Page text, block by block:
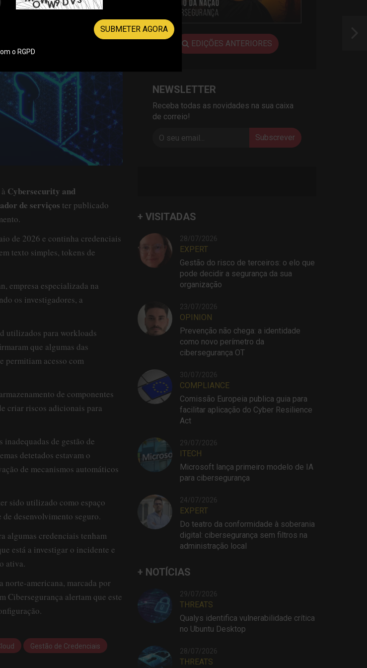
Cybersecurity and
de serviços ter publicado
de 2026 e continha credenciais
texto simples, tokens de
empresa especializada na
os investigadores, a
utilizados para workloads
que algumas das
permitiam acesso com
de componentes
criar riscos adicionais para
de gestão de
detetados estavam o
de mecanismos automáticos
sido utilizado como espaço
desenvolvimento seguro.
algumas credenciais tenham
está a investigar o incidente e
ativa.
norte-americana, marcada por
Cibersegurança alertam que este
Gestão de Credenciais
EDIÇÕES ANTERIORES
NEWSLETTER
Receba todas as novidades na sua caixa
de correio!
Subscrever
+ VISITADAS
28/07/2026
EXPERT
Gestão do risco de terceiros: o elo que
pode decidir a segurança da sua
organização
23/07/2026
OPINION
Prevenção não chega: a identidade
como novo perímetro da
cibersegurança OT
30/07/2026
COMPLIANCE
Comissão Europeia publica guia para
facilitar aplicação do Cyber Resilience
Act
29/07/2026
ITECH
Microsoft lança primeiro modelo de IA
para cibersegurança
24/07/2026
EXPERT
Do teatro da conformidade à soberania
digital: cibersegurança sem filtros na
administração local
+ NOTÍCIAS
29/07/2026
THREATS
Qualys identifica vulnerabilidade crítica
no Ubuntu Desktop
28/07/2026
THREATS
SUBMETER AGORA
o RGPD